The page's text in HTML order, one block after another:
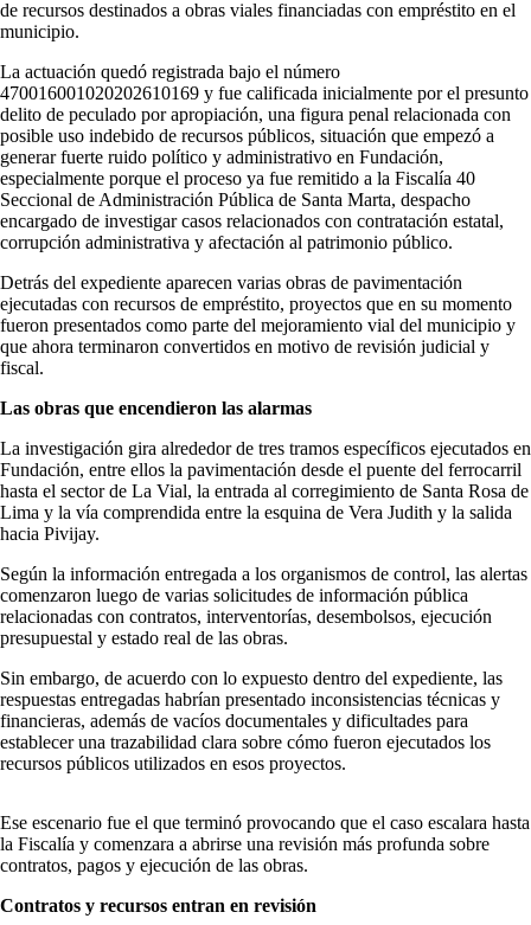
de recursos destinados a obras viales financiadas con empréstito en el
municipio.
La actuación quedó registrada bajo el número
470016001020202610169 y fue calificada inicialmente por el presunto
delito de peculado por apropiación, una figura penal relacionada con
posible uso indebido de recursos públicos, situación que empezó a
generar fuerte ruido político y administrativo en Fundación,
especialmente porque el proceso ya fue remitido a la Fiscalía 40
Seccional de Administración Pública de Santa Marta, despacho
encargado de investigar casos relacionados con contratación estatal,
corrupción administrativa y afectación al patrimonio público.
Detrás del expediente aparecen varias obras de pavimentación
ejecutadas con recursos de empréstito, proyectos que en su momento
fueron presentados como parte del mejoramiento vial del municipio y
que ahora terminaron convertidos en motivo de revisión judicial y
fiscal.
Las obras que encendieron las alarmas
La investigación gira alrededor de tres tramos específicos ejecutados en
Fundación, entre ellos la pavimentación desde el puente del ferrocarril
hasta el sector de La Vial, la entrada al corregimiento de Santa Rosa de
Lima y la vía comprendida entre la esquina de Vera Judith y la salida
hacia Pivijay.
Según la información entregada a los organismos de control, las alertas
comenzaron luego de varias solicitudes de información pública
relacionadas con contratos, interventorías, desembolsos, ejecución
presupuestal y estado real de las obras.
Sin embargo, de acuerdo con lo expuesto dentro del expediente, las
respuestas entregadas habrían presentado inconsistencias técnicas y
financieras, además de vacíos documentales y dificultades para
establecer una trazabilidad clara sobre cómo fueron ejecutados los
recursos públicos utilizados en esos proyectos.
Ese escenario fue el que terminó provocando que el caso escalara hasta
la Fiscalía y comenzara a abrirse una revisión más profunda sobre
contratos, pagos y ejecución de las obras.
Contratos y recursos entran en revisión